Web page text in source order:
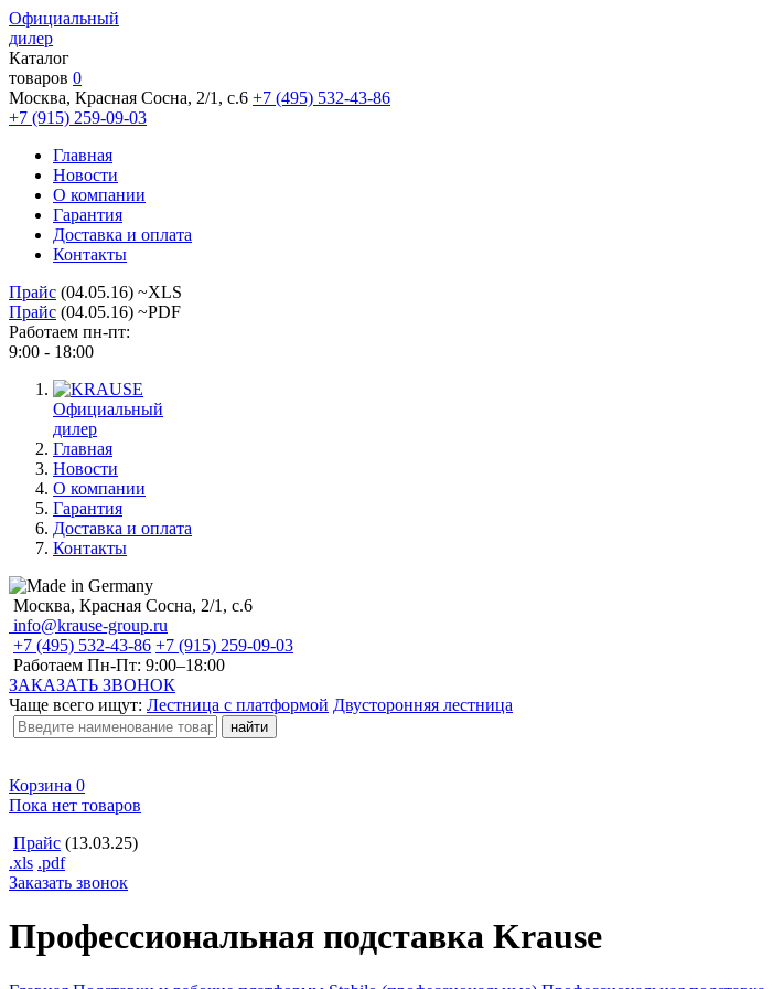
Официальный
дилер
Каталог
товаров 0
Москва, Красная Сосна, 2/1, с.6 +7 (495) 532-43-86
+7 (915) 259-09-03
Главная
Новости
О компании
Гарантия
Доставка и оплата
Контакты
Прайс (04.05.16) ~XLS
Прайс (04.05.16) ~PDF
Работаем пн-пт:
9:00 - 18:00
Официальный
дилер
Главная
Новости
О компании
Гарантия
Доставка и оплата
Контакты
Москва, Красная Сосна, 2/1, с.6
info@krause-group.ru
+7 (495) 532-43-86 +7 (915) 259-09-03
Работаем Пн-Пт: 9:00–18:00
ЗАКАЗАТЬ ЗВОНОК
Чаще всего ищут: Лестница с платформой Двусторонняя лестница
Корзина 0
Пока нет товаров
Прайс (13.03.25)
.xls .pdf
Заказать звонок
Профессиональная подставка Krause